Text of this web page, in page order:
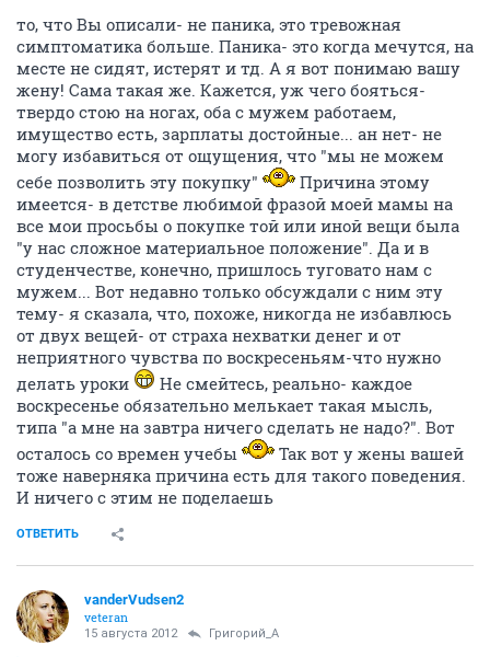
то, что Вы описали- не паника, это тревожная
симптоматика больше. Паника- это когда мечутся, на
месте не сидят, истерят и тд. А я вот понимаю вашу
жену! Сама такая же. Кажется, уж чего бояться-
твердо стою на ногах, оба с мужем работаем,
имущество есть, зарплаты достойные... ан нет- не
могу избавиться от ощущения, что "мы не можем
себе позволить эту покупку"
Причина этому
имеется- в детстве любимой фразой моей мамы на
все мои просьбы о покупке той или иной вещи была
"у нас сложное материальное положение". Да и в
студенчестве, конечно, пришлось туговато нам с
мужем... Вот недавно только обсуждали с ним эту
тему- я сказала, что, похоже, никогда не избавлюсь
от двух вещей- от страха нехватки денег и от
неприятного чувства по воскресеньям-что нужно
делать уроки
Не смейтесь, реально- каждое
воскресенье обязательно мелькает такая мысль,
типа "а мне на завтра ничего сделать не надо?". Вот
осталось со времен учебы
Так вот у жены вашей
тоже наверняка причина есть для такого поведения.
И ничего с этим не поделаешь
ОТВЕТИТЬ
vanderVudsen2
veteran
15 августа 2012 Григорий_А